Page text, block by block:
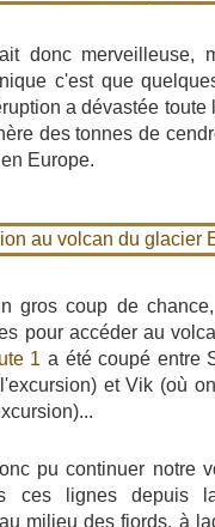
donc merveilleuse,
c'est que
a dévastée toute
des tonnes de
Europe.
gros coup de
pour accéder au
1 a été coupé entre
et Vik (où
pu continuer notre
ces lignes depuis
milieu des fjords, à